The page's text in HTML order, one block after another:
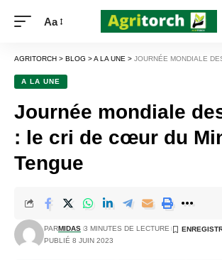
Aa
AGRITORCH > BLOG >A LA UNE > JOURNÉE MONDIALE DES OCÉANS : LE
A LA UNE
Journée mondiale
: le cri de cœur du
Tengue
PARMIDAS 3 MINUTES DE LECTURE
PUBLIÉ 8 JUIN 2023